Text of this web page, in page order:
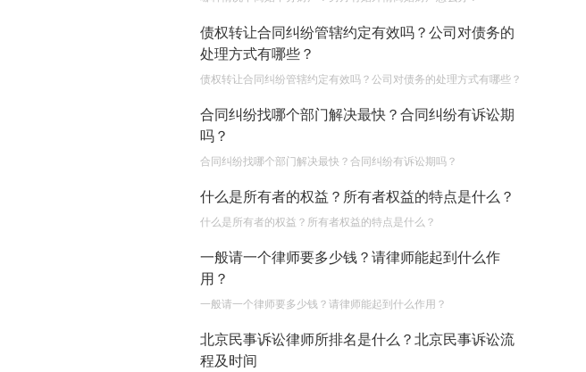
2023-04-27
未成年犯诈骗罪能缓刑吗？
债权转让合同纠纷管辖约定有效吗？公司对债务的
处理方式有哪些？
债权转让合同纠纷管辖约定有效吗？公司对债务的处理方式有哪些？
合同纠纷找哪个部门解决最快？合同纠纷有诉讼期
吗？
合同纠纷找哪个部门解决最快？合同纠纷有诉讼期吗？
什么是所有者的权益？所有者权益的特点是什么？
什么是所有者的权益？所有者权益的特点是什么？
一般请一个律师要多少钱？请律师能起到什么作
用？
一般请一个律师要多少钱？请律师能起到什么作用？
北京民事诉讼律师所排名是什么？北京民事诉讼流
程及时间